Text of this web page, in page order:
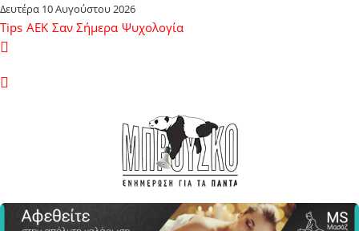
Δευτέρα 10 Αυγούστου 2026
Tips ΑΕΚ Σαν Σήμερα Ψυχολογία